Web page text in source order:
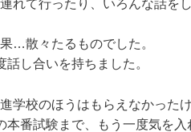
れて行ったり、いろんな話を
…散々たるものでした。
話し合いを持ちました。
学校のほうはもらえなかったけ
本番試験まで、もう一度気を入